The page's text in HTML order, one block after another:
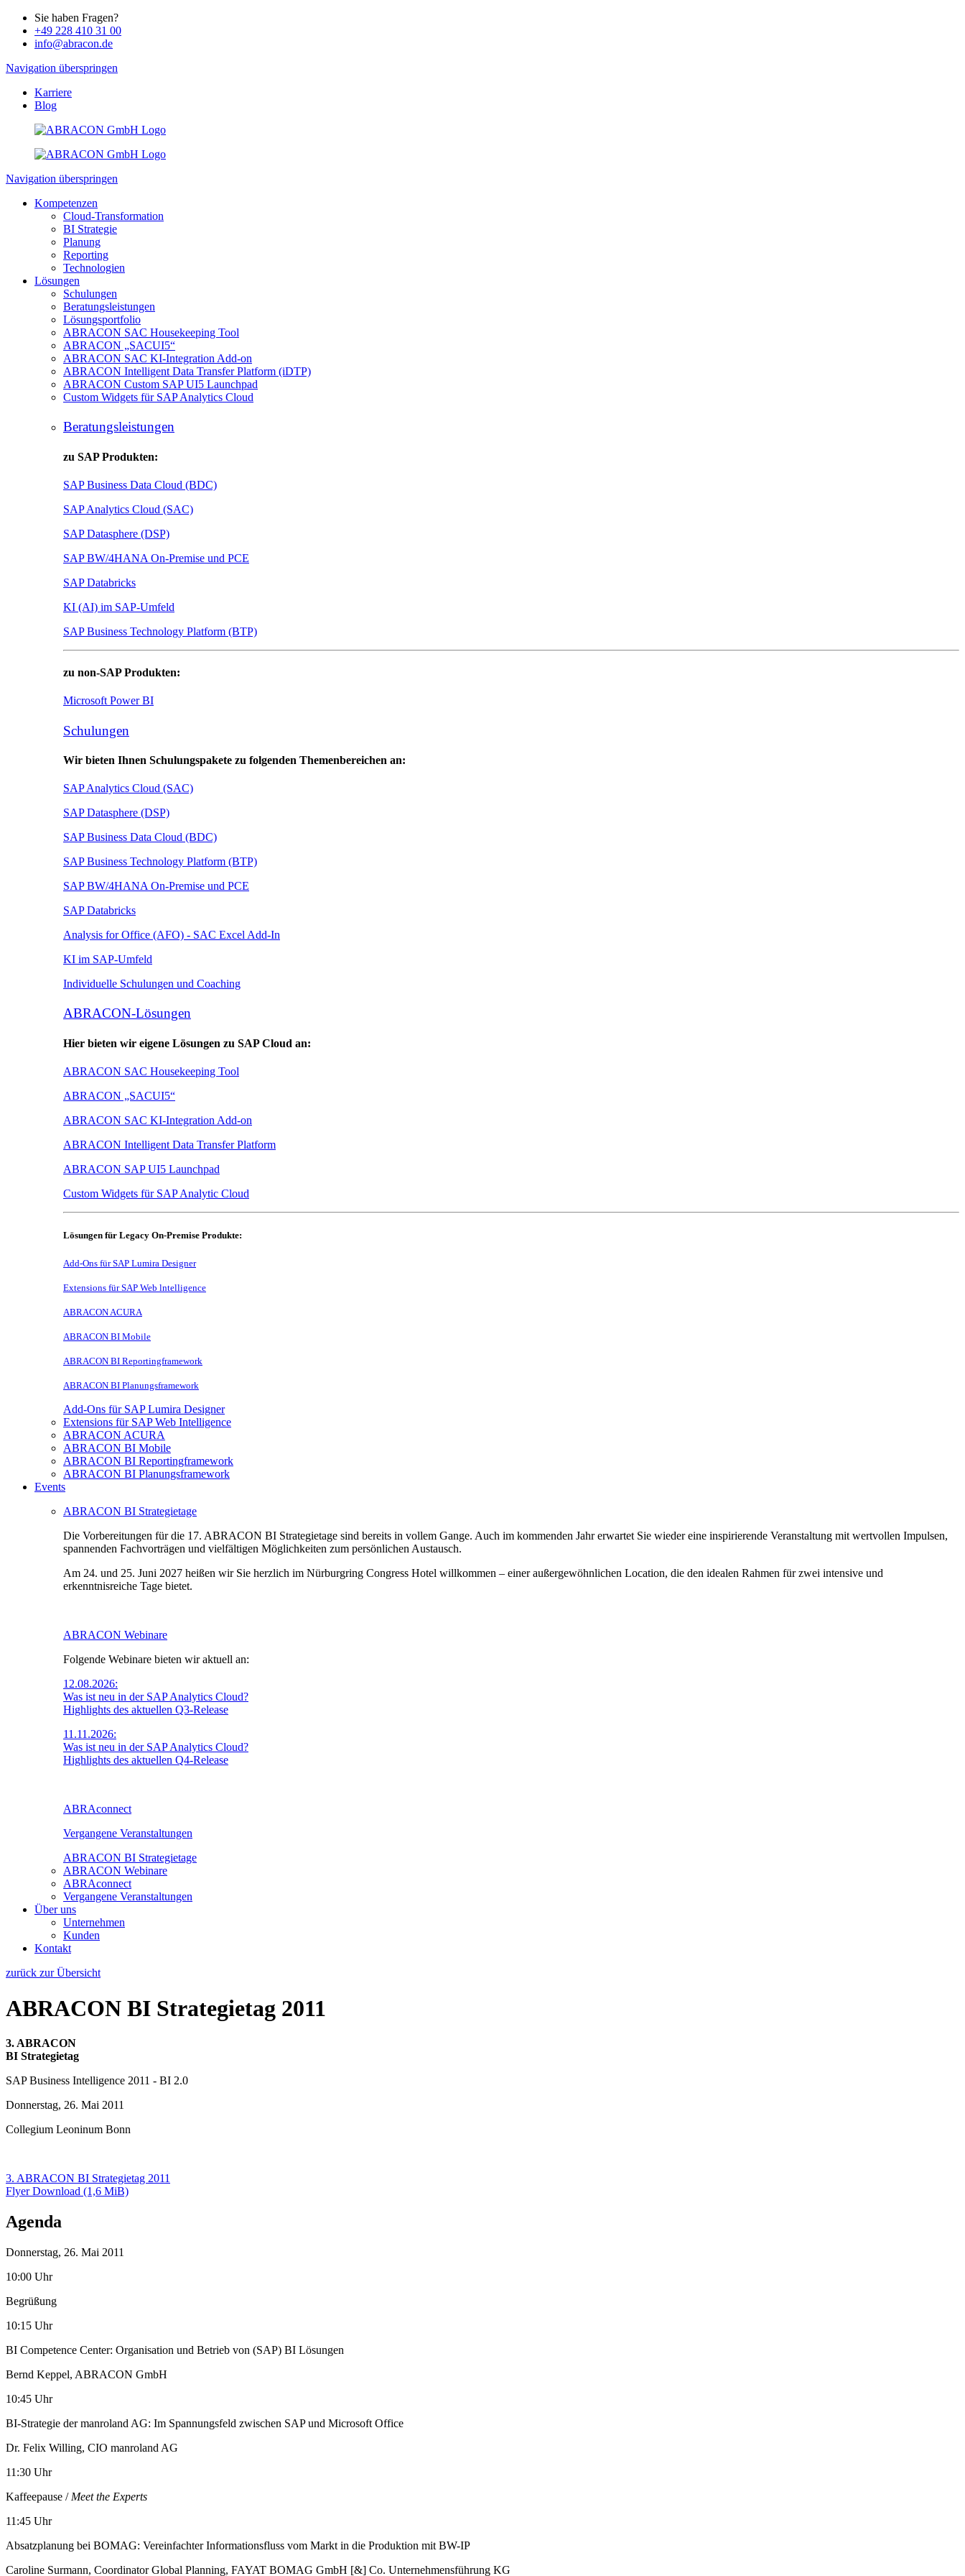
Sie haben Fragen?
+49 228 410 31 00
info@abracon.de
Navigation überspringen
Karriere
Blog
Navigation überspringen
Kompetenzen
Cloud-Transformation
BI Strategie
Planung
Reporting
Technologien
Lösungen
Schulungen
Beratungsleistungen
Lösungsportfolio
ABRACON SAC Housekeeping Tool
ABRACON „SACUI5“
ABRACON SAC KI-Integration Add-on
ABRACON Intelligent Data Transfer Platform (iDTP)
ABRACON Custom SAP UI5 Launchpad
Custom Widgets für SAP Analytics Cloud
Beratungsleistungen
zu SAP Produkten:
SAP Business Data Cloud (BDC)
SAP Analytics Cloud (SAC)
SAP Datasphere (DSP)
SAP BW/4HANA On-Premise und PCE
SAP Databricks
KI (AI) im SAP-Umfeld
SAP Business Technology Platform (BTP)
zu non-SAP Produkten:
Microsoft Power BI
Schulungen
Wir bieten Ihnen Schulungspakete zu folgenden Themenbereichen an:
SAP Analytics Cloud (SAC)
SAP Datasphere (DSP)
SAP Business Data Cloud (BDC)
SAP Business Technology Platform (BTP)
SAP BW/4HANA On-Premise und PCE
SAP Databricks
Analysis for Office (AFO) - SAC Excel Add-In
KI im SAP-Umfeld
Individuelle Schulungen und Coaching
ABRACON-Lösungen
Hier bieten wir eigene Lösungen zu SAP Cloud an:
ABRACON SAC Housekeeping Tool
ABRACON „SACUI5“
ABRACON SAC KI-Integration Add-on
ABRACON Intelligent Data Transfer Platform
ABRACON SAP UI5 Launchpad
Custom Widgets für SAP Analytic Cloud
Lösungen für Legacy On-Premise Produkte:
Add-Ons für SAP Lumira Designer
Extensions für SAP Web lntelligence
ABRACON ACURA
ABRACON BI Mobile
ABRACON BI Reportingframework
ABRACON BI Planungsframework
Add-Ons für SAP Lumira Designer
Extensions für SAP Web Intelligence
ABRACON ACURA
ABRACON BI Mobile
ABRACON BI Reportingframework
ABRACON BI Planungsframework
Events
ABRACON BI Strategietage
Die Vorbereitungen für die 17. ABRACON BI Strategietage sind bereits in vollem Gange. Auch im kommenden Jahr erwartet Sie wieder eine inspirierende Veranstaltung mit wertvollen Impulsen,
spannenden Fachvorträgen und vielfältigen Möglichkeiten zum persönlichen Austausch.
Am 24. und 25. Juni 2027 heißen wir Sie herzlich im Nürburgring Congress Hotel willkommen – einer außergewöhnlichen Location, die den idealen Rahmen für zwei intensive und
erkenntnisreiche Tage bietet.
ABRACON Webinare
Folgende Webinare bieten wir aktuell an:
12.08.2026:
Was ist neu in der SAP Analytics Cloud?
Highlights des aktuellen Q3-Release
11.11.2026:
Was ist neu in der SAP Analytics Cloud?
Highlights des aktuellen Q4-Release
ABRAconnect
Vergangene Veranstaltungen
ABRACON BI Strategietage
ABRACON Webinare
ABRAconnect
Vergangene Veranstaltungen
Über uns
Unternehmen
Kunden
Kontakt
zurück zur Übersicht
ABRACON BI Strategietag 2011
3. ABRACON
BI Strategietag
SAP Business Intelligence 2011 - BI 2.0
Donnerstag, 26. Mai 2011
Collegium Leoninum Bonn
3. ABRACON BI Strategietag 2011
Flyer Download (1,6 MiB)
Agenda
Donnerstag, 26. Mai 2011
10:00 Uhr
Begrüßung
10:15 Uhr
BI Competence Center: Organisation und Betrieb von (SAP) BI Lösungen
Bernd Keppel, ABRACON GmbH
10:45 Uhr
BI-Strategie der manroland AG: Im Spannungsfeld zwischen SAP und Microsoft Office
Dr. Felix Willing, CIO manroland AG
11:30 Uhr
Kaffeepause / Meet the Experts
11:45 Uhr
Absatzplanung bei BOMAG: Vereinfachter Informationsfluss vom Markt in die Produktion mit BW-IP
Caroline Surmann, Coordinator Global Planning, FAYAT BOMAG GmbH [&] Co. Unternehmensführung KG